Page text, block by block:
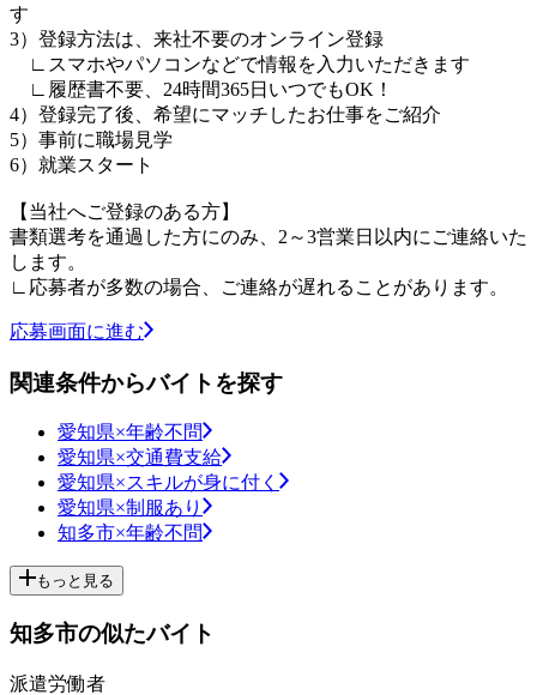
す
3）登録方法は、来社不要のオンライン登録
∟スマホやパソコンなどで情報を入力いただきます
∟履歴書不要、24時間365日いつでもOK！
4）登録完了後、希望にマッチしたお仕事をご紹介
5）事前に職場見学
6）就業スタート
【当社へご登録のある方】
書類選考を通過した方にのみ、2～3営業日以内にご連絡いた
します。
∟応募者が多数の場合、ご連絡が遅れることがあります。
応募画面に進む
関連条件からバイトを探す
愛知県×年齢不問
愛知県×交通費支給
愛知県×スキルが身に付く
愛知県×制服あり
知多市×年齢不問
もっと見る
知多市の似たバイト
派遣労働者